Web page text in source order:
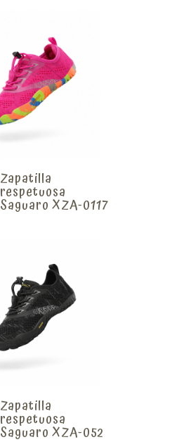
Zapatilla
respetuosa
Saguaro XZA-0117
Zapatilla
respetuosa
Saguaro XZA-052